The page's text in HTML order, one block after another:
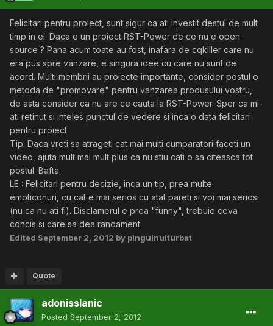
Felicitari pentru proiect, sunt sigur ca ati investit destul de mult
timp in el. Daca e un proiect RST-Power de ce nu e open
source ? Pana acum toate au fost, inafara de cqkiller care nu
era pus spre vanzare, e singura idee cu care nu sunt de
acord. Multi membrii au proiecte importante, consider postul o
metoda de "promovare" pentru vanzarea produsului vostru,
de asta consider ca nu are ce cauta la RST-Power. Sper ca mi-
ati retinut si inteles punctul de vedere si inca o data felicitari
pentru proiect.
Tip: Daca vreti sa atrageti cat mai multi cumparatori faceti un
video, ajuta mult mai mult plus ca nu stiu cati o sa citeasca tot
postul. Bafta.
LE : Felicitari pentru decizie, inca un tip, prea multe
emoticonuri, cu cat e mai serios cu atat pareti si voi mai seriosi
(nu ca nu ati fi). Disclamerul e prea "funny", trebuie ceva
concis si care sa dea randament.
Edited September 2, 2012 by pinguinulturbat
Quote
adonisslanic
Posted September 2, 2012